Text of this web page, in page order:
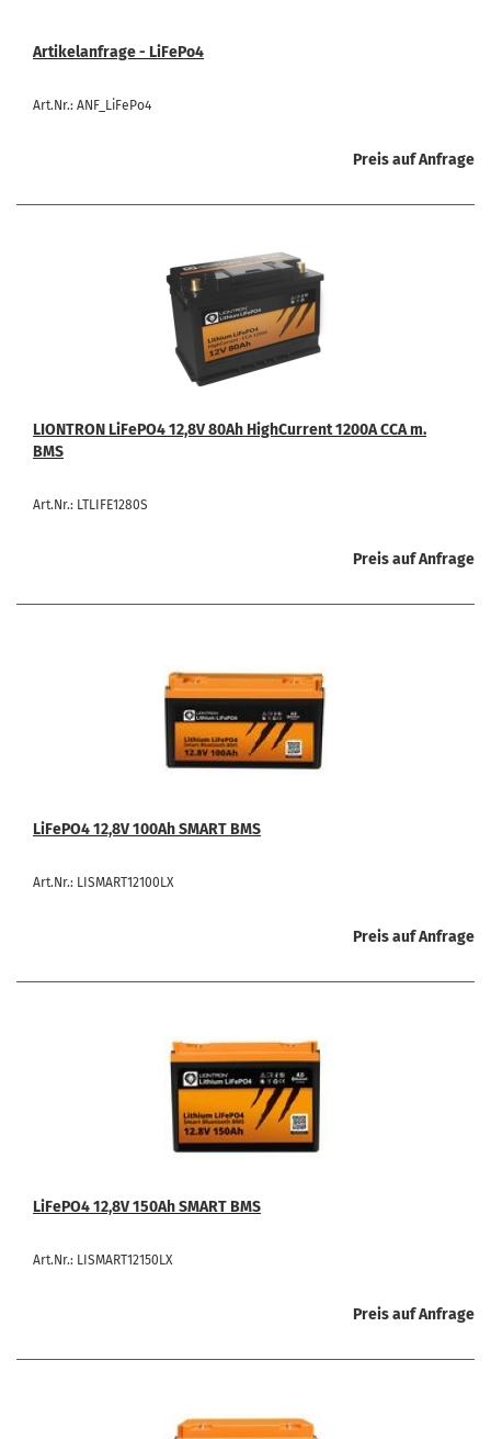
Ar­ti­kel­an­fra­ge - LiFePo4
Art.Nr.: ANF_LiFePo4
Preis auf Anfrage
LION­T­RON LiFePO4 12,8V 80Ah High­Cur­rent 1200A CCA m.
BMS
Art.Nr.: LTLIFE1280S
Preis auf Anfrage
LiFePO4 12,8V 100Ah SMART BMS
Art.Nr.: LISMART12100LX
Preis auf Anfrage
LiFePO4 12,8V 150Ah SMART BMS
Art.Nr.: LISMART12150LX
Preis auf Anfrage